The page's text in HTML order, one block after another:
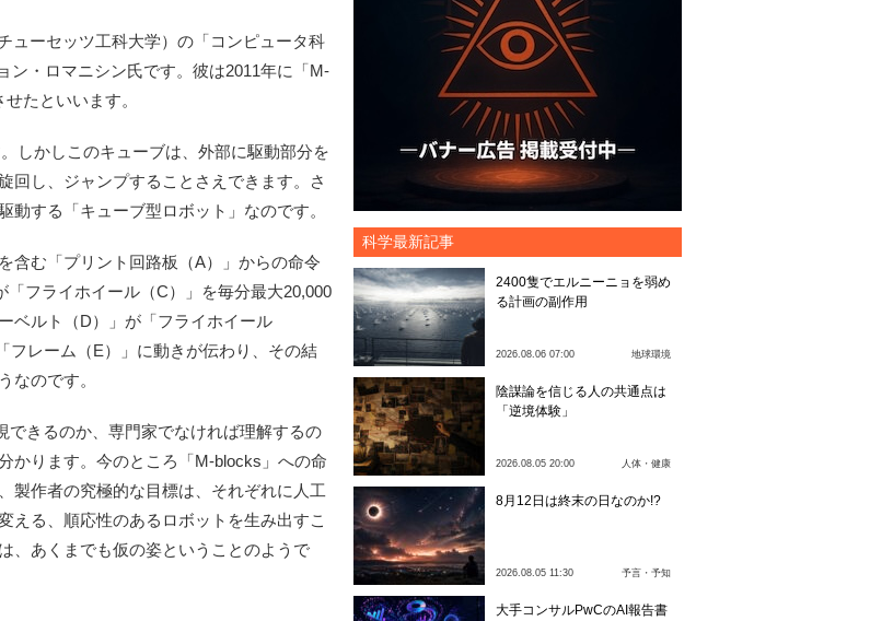
ーセッツ工科大学）の「コンピュータ科
ン・ロマニシン氏です。彼は2011年に「M-
たといいます。
しかしこのキューブは、外部に駆動部分を
回し、ジャンプすることさえできます。さ
する「キューブ型ロボット」なのです。
含む「プリント回路板（A）」からの命令
フライホイール（C）」を毎分最大20,000
ベルト（D）」が「フライホイール
フレーム（E）」に動きが伝わり、その結
なのです。
きるのか、専門家でなければ理解するの
かります。今のところ「M-blocks」への命
製作者の究極的な目標は、それぞれに人工
える、順応性のあるロボットを生み出すこ
、あくまでも仮の姿ということのようで
科学最新記事
2400隻でエルニーニョを弱め
る計画の副作用
2026.08.06 07:00 地球環境
陰謀論を信じる人の共通点は
「逆境体験」
2026.08.05 20:00 人体・健康
8月12日は終末の日なのか!?
2026.08.05 11:30 予言・予知
大手コンサルPwCのAI報告書